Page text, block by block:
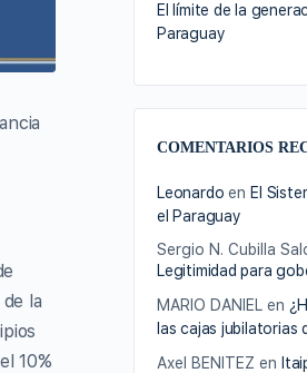
la
10%
El límite de la
Paraguay
COMENTARIOS
Leonardo en El
el Paraguay
Sergio N. Cubilla
Legitimidad para
MARIO DANIEL en
las cajas jubilatorias
Axel BENITEZ en